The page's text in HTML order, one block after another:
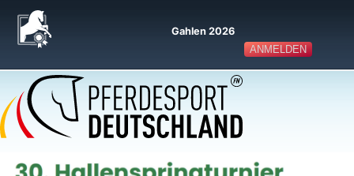
ANMELDEN
Gahlen 2026